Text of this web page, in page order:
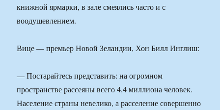
книжной ярмарки, в зале смеялись часто и с
воодушевлением.
Вице — премьер Новой Зеландии, Хон Билл Инглиш:
— Постарайтесь представить: на огромном
пространстве рассеяны всего 4,4 миллиона человек.
Население страны невелико, а расселение совершенно